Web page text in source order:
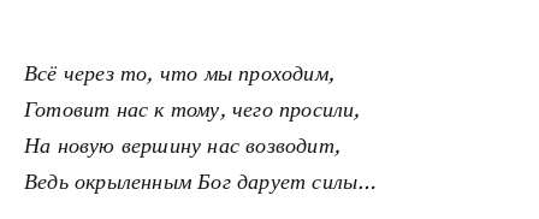
Всё через то, что мы проходим,
Готовит нас к тому, чего просили,
На новую вершину нас возводит,
Ведь окрыленным Бог дарует силы…